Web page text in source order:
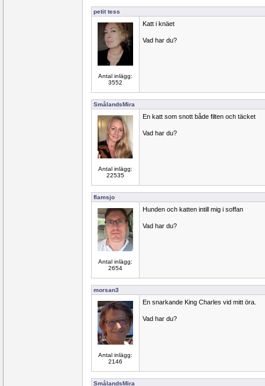
petit tess
Antal inlägg:
3552
Katt i knäet
Vad har du?
SmålandsMira
Antal inlägg:
22535
En katt som snott både filten och täcket
Vad har du?
flamsjo
Antal inlägg:
2654
Hunden och katten intill mig i soffan
Vad har du?
morsan3
Antal inlägg:
2146
En snarkande King Charles vid mitt öra.
Vad har du?
SmålandsMira